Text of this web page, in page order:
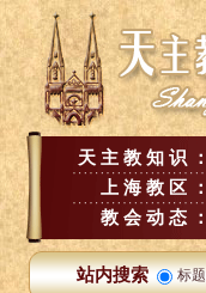
天主教知识：
上海教区：
教会动态：
站内搜索 标